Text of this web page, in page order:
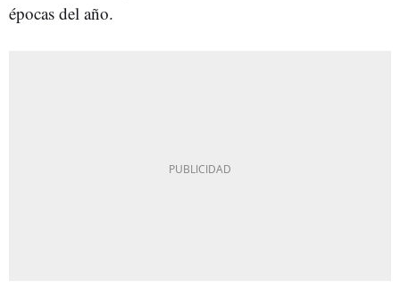
épocas del año.